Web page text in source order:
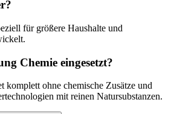
für größere Haushalte und
Chemie eingesetzt?
komplett ohne chemische Zusätze und
mit reinen Natursubstanzen.